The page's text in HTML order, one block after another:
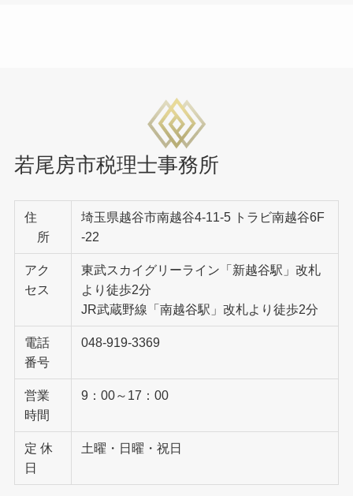
若尾房市税理士事務所
住
所
埼玉県越谷市南越谷4-11-5 トラビ南越谷6F
-22
アク
セス
東武スカイグリーライン「新越谷駅」改札
より徒歩2分
JR武蔵野線「南越谷駅」改札より徒歩2分
電話
番号
048-919-3369
営業
時間
9：00～17：00
定 休
日
土曜・日曜・祝日